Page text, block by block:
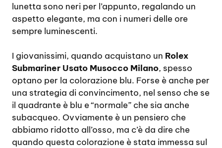
lunetta sono neri per l’appunto, regalando un
aspetto elegante, ma con i numeri delle ore
sempre luminescenti.
I giovanissimi, quando acquistano un Rolex
Submariner Usato Musocco Milano, spesso
optano per la colorazione blu. Forse è anche per
una strategia di convincimento, nel senso che se
il quadrante è blu e “normale” che sia anche
subacqueo. Ovviamente è un pensiero che
abbiamo ridotto all’osso, ma c’è da dire che
quando questa colorazione è stata immessa sul